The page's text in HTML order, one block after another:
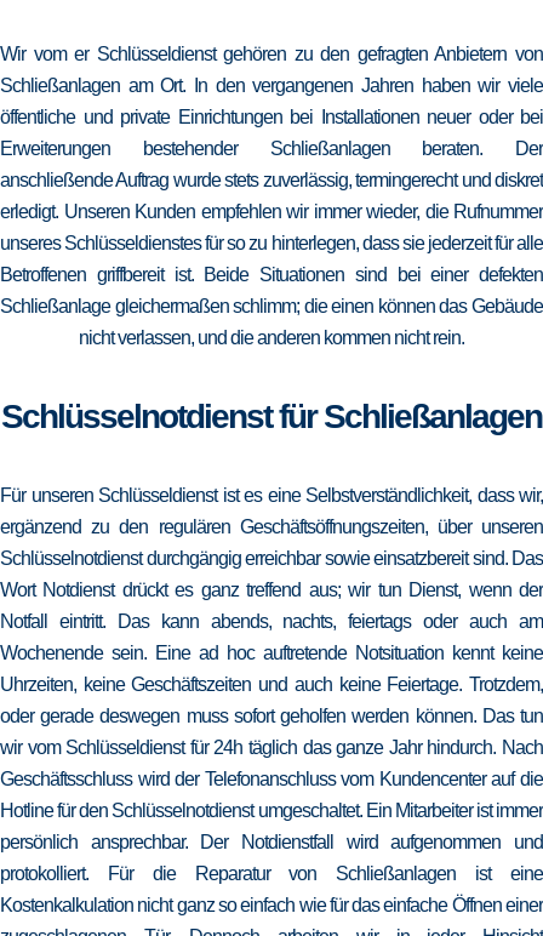
Wir vom er Schlüsseldienst gehören zu den gefragten Anbietern von
Schließanlagen am Ort. In den vergangenen Jahren haben wir viele
öffentliche und private Einrichtungen bei Installationen neuer oder bei
Erweiterungen bestehender Schließanlagen beraten. Der
anschließende Auftrag wurde stets zuverlässig, termingerecht und diskret
erledigt. Unseren Kunden empfehlen wir immer wieder, die Rufnummer
unseres Schlüsseldienstes für so zu hinterlegen, dass sie jederzeit für alle
Betroffenen griffbereit ist. Beide Situationen sind bei einer defekten
Schließanlage gleichermaßen schlimm; die einen können das Gebäude
nicht verlassen, und die anderen kommen nicht rein.
Schlüsselnotdienst für Schließanlagen
Für unseren Schlüsseldienst ist es eine Selbstverständlichkeit, dass wir,
ergänzend zu den regulären Geschäftsöffnungszeiten, über unseren
Schlüsselnotdienst durchgängig erreichbar sowie einsatzbereit sind. Das
Wort Notdienst drückt es ganz treffend aus; wir tun Dienst, wenn der
Notfall eintritt. Das kann abends, nachts, feiertags oder auch am
Wochenende sein. Eine ad hoc auftretende Notsituation kennt keine
Uhrzeiten, keine Geschäftszeiten und auch keine Feiertage. Trotzdem,
oder gerade deswegen muss sofort geholfen werden können. Das tun
wir vom Schlüsseldienst für 24h täglich das ganze Jahr hindurch. Nach
Geschäftsschluss wird der Telefonanschluss vom Kundencenter auf die
Hotline für den Schlüsselnotdienst umgeschaltet. Ein Mitarbeiter ist immer
persönlich ansprechbar. Der Notdienstfall wird aufgenommen und
protokolliert. Für die Reparatur von Schließanlagen ist eine
Kostenkalkulation nicht ganz so einfach wie für das einfache Öffnen einer